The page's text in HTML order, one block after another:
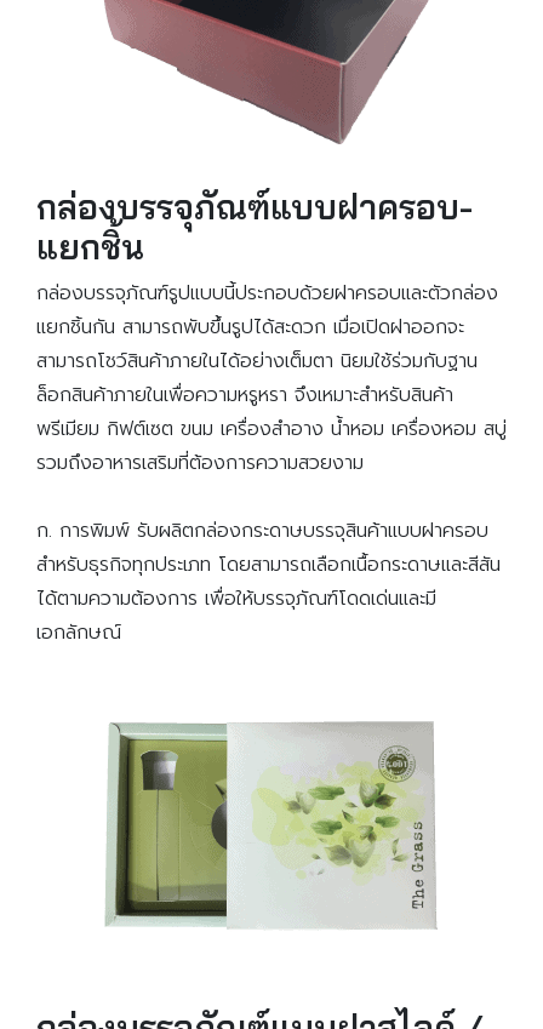
กล่องบรรจุภัณฑ์แบบฝาครอบ-
แยกชิ้น
กล่องบรรจุภัณฑ์รูปแบบนี้ประกอบด้วยฝาครอบและตัวกล่อง
แยกชิ้นกัน สามารถพับขึ้นรูปได้สะดวก เมื่อเปิดฝาออกจะ
สามารถโชว์สินค้าภายในได้อย่างเต็มตา นิยมใช้ร่วมกับฐาน
ล็อกสินค้าภายในเพื่อความหรูหรา จึงเหมาะสำหรับสินค้า
พรีเมียม กิฟต์เซต ขนม เครื่องสำอาง น้ำหอม เครื่องหอม สบู่
รวมถึงอาหารเสริมที่ต้องการความสวยงาม
ก. การพิมพ์ รับผลิตกล่องกระดาษบรรจุสินค้าแบบฝาครอบ
สำหรับธุรกิจทุกประเภท โดยสามารถเลือกเนื้อกระดาษและสีสัน
ได้ตามความต้องการ เพื่อให้บรรจุภัณฑ์โดดเด่นและมี
เอกลักษณ์